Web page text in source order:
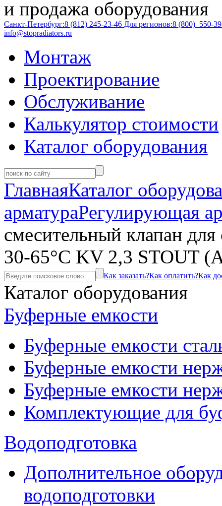
и продажа оборудования
Санкт-Петербург:8 (812) 245-23-46 Для регионов:8 (800) 550-
info@stopradiators.ru
Монтаж
Проектирование
Обслуживание
Калькулятор стоимости
Каталог оборудования
ГлавнаяКаталог
арматураРегулирующая
смесительный клапан
30-65°С KV 2,3 STOUT
Как заказать?Как оплатить?Как
Каталог оборудования
Буферные емкости
Буферные емкости
Буферные емкости
Буферные емкости
Комплектующие для
Водоподготовка
Дополнительное
водоподготовки